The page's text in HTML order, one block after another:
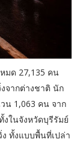
มด 27,135 คน
จากต่างชาติ นัก
น 1,063 คน จาก
งในจังหวัดบุรีรัมย์
ทั้งแบบพื้นที่เปล่า